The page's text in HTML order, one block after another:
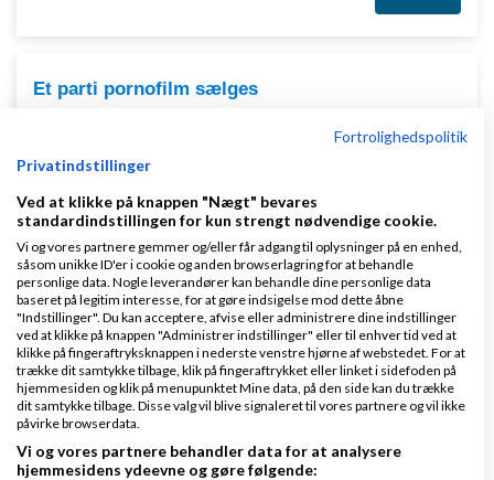
Et parti pornofilm sælges
,den 13-12-
6 svar
Klar lønnen med Danløn
Lav løn på et øjeblik–nemt, sikkert
og billigt. Opret gratis konto.
www.danlon.dk/
Fortrolighedspolitik
Privatindstillinger
Ved at klikke på knappen "Nægt" bevares
standardindstillingen for kun strengt nødvendige cookie.
Vi og vores partnere gemmer og/eller får adgang til oplysninger på en enhed,
såsom unikke ID'er i cookie og anden browserlagring for at behandle
personlige data. Nogle leverandører kan behandle dine personlige data
baseret på legitim interesse, for at gøre indsigelse mod dette åbne
"Indstillinger". Du kan acceptere, afvise eller administrere dine indstillinger
ved at klikke på knappen "Administrer indstillinger" eller til enhver tid ved at
klikke på fingeraftryksknappen i nederste venstre hjørne af webstedet. For at
trække dit samtykke tilbage, klik på fingeraftrykket eller linket i sidefoden på
hjemmesiden og klik på menupunktet Mine data, på den side kan du trække
dit samtykke tilbage. Disse valg vil blive signaleret til vores partnere og vil ikke
påvirke browserdata.
Vi og vores partnere behandler data for at analysere
hjemmesidens ydeevne og gøre følgende: